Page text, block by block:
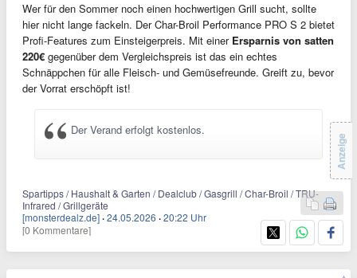
Wer für den Sommer noch einen hochwertigen Grill sucht, sollte
hier nicht lange fackeln. Der Char-Broil Performance PRO S 2 bietet
Profi-Features zum Einsteigerpreis. Mit einer Ersparnis von satten
220€ gegenüber dem Vergleichspreis ist das ein echtes
Schnäppchen für alle Fleisch- und Gemüsefreunde. Greift zu, bevor
der Vorrat erschöpft ist!
Der Verand erfolgt kostenlos.
Spartipps / Haushalt & Garten / Dealclub / Gasgrill / Char-Broil / TRU-
Infrared / Grillgeräte
[monsterdealz.de] ·24.05.2026 ·20:22 Uhr
[0 Kommentare]
Anzeige